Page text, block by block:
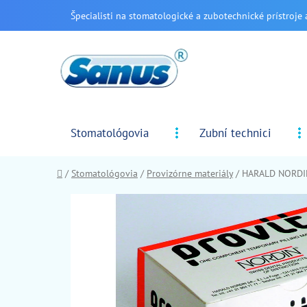
Špecialisti na stomatologické a zubotechnické prístroje
Stomatológovia Zubní technici
Domov
/ Stomatológovia / Provizórne materiály / HARALD